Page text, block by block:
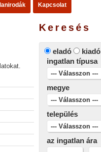
Kapcsolat
Keresés
eladó
kiadó
ingatlan típusa
megye
település
az ingatlan ára